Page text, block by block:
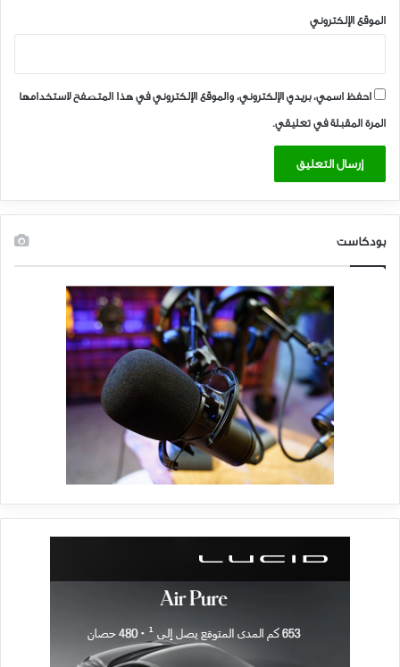
الموقع الإلكتروني
احفظ اسمي، بريدي الإلكتروني، والموقع الإلكتروني في هذا المتصفح لاستخدامها
المرة المقبلة في تعليقي.
بودكاست